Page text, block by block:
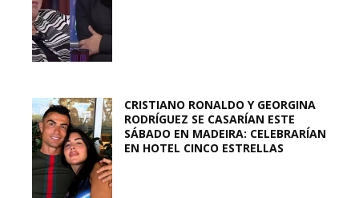
CRISTIANO RONALDO Y GEORGINA
RODRÍGUEZ SE CASARÍAN ESTE
SÁBADO EN MADEIRA: CELEBRARÍAN
EN HOTEL CINCO ESTRELLAS